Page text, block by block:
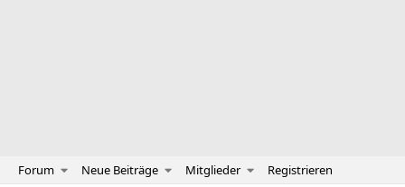
Forum Neue Beiträge Mitglieder Registrieren